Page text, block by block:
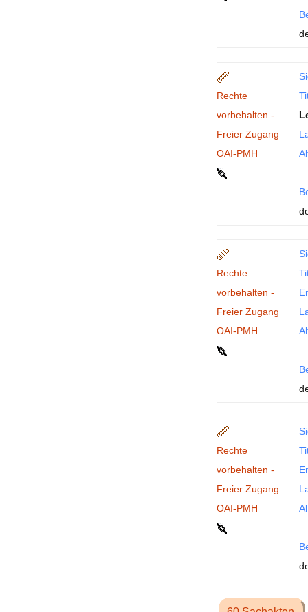
Rechte
vorbehalten -
Freier Zugang
OAI-PMH
Rechte
vorbehalten -
Freier Zugang
OAI-PMH
Rechte
vorbehalten -
Freier Zugang
OAI-PMH